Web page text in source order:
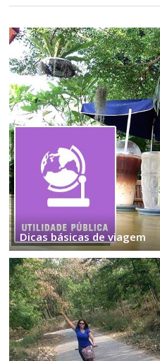
Dicas básicas de viagem